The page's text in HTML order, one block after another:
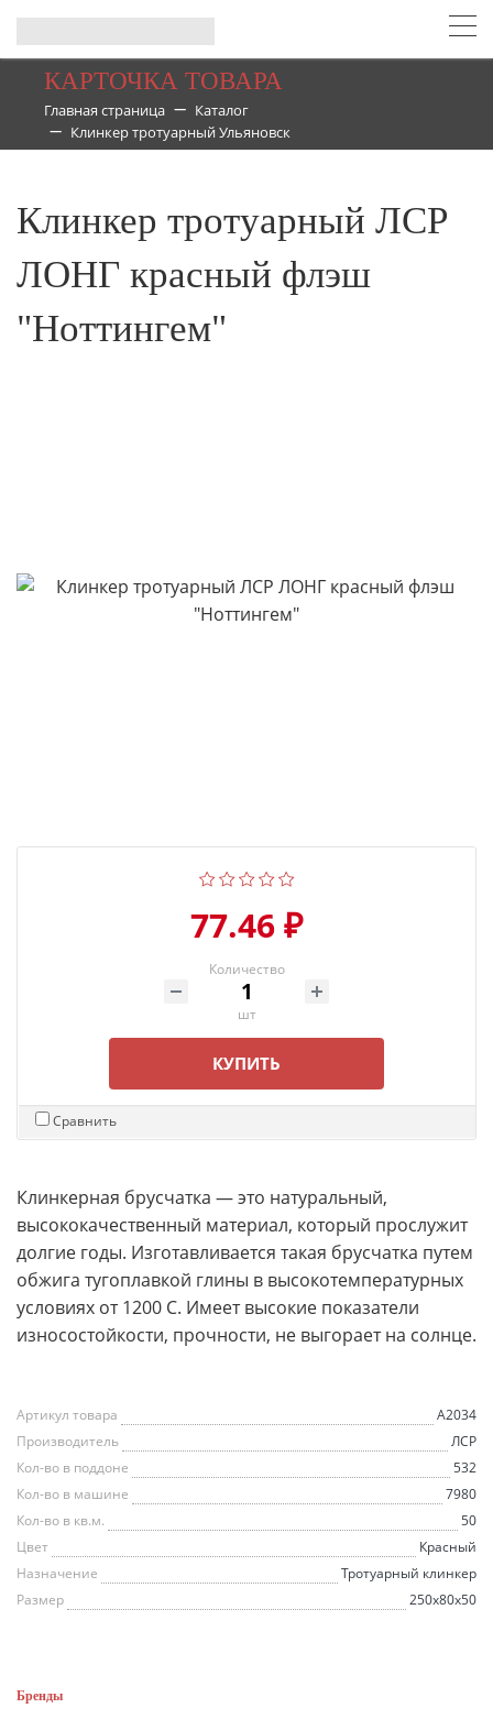
КАРТОЧКА ТОВАРА
Главная страница
Каталог
Клинкер тротуарный Ульяновск
Клинкер тротуарный ЛСР
ЛОНГ красный флэш
"Ноттингем"
77.46 ₽
Количество
шт
КУПИТЬ
Сравнить
Клинкерная брусчатка — это натуральный,
высококачественный материал, который прослужит
долгие годы. Изготавливается такая брусчатка путем
обжига тугоплавкой глины в высокотемпературных
условиях от 1200 C. Имеет высокие показатели
износостойкости, прочности, не выгорает на солнце.
Артикул товара
A2034
Производитель
ЛСР
Кол-во в поддоне
532
Кол-во в машине
7980
Кол-во в кв.м.
50
Цвет
Красный
Назначение
Тротуарный клинкер
Размер
250х80х50
Бренды